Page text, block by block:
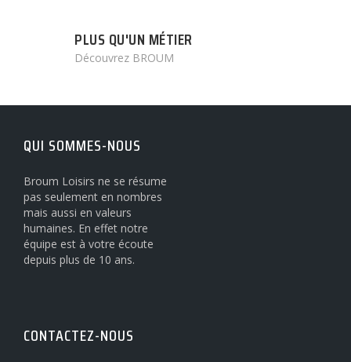
PLUS QU'UN MÉTIER
Découvrez BROUM
QUI SOMMES-NOUS
Broum Loisirs ne se résume
pas seulement en nombres
mais aussi en valeurs
humaines. En effet notre
équipe est à votre écoute
depuis plus de 10 ans.
CONTACTEZ-NOUS